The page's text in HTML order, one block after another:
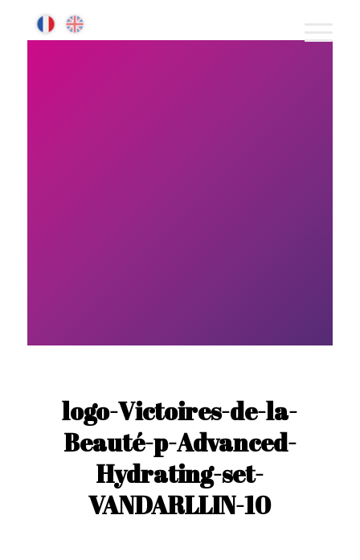
logo-Victoires-de-la-
Beauté-p-Advanced-
Hydrating-set-
VANDARLLIN-10